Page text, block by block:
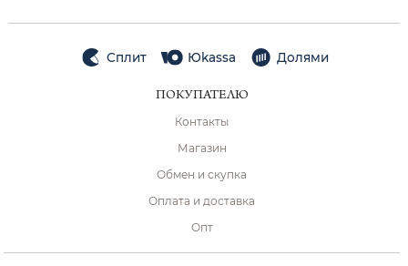
Сплит Юkassa Долями
ПОКУПАТЕЛЮ
Контакты
Магазин
Обмен и скупка
Оплата и доставка
Опт